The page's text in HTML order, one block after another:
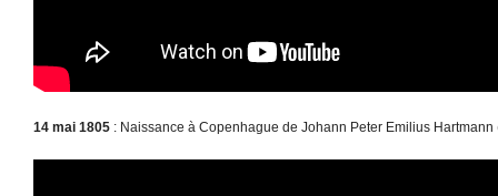
14 mai 1805 : Naissance à Copenhague de Johann Peter Emilius